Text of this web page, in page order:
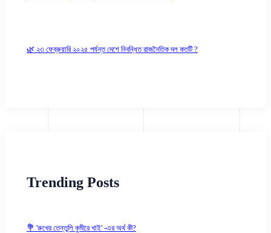
🌿 ২৩ ফেব্রুয়ারি ২০২৫ পর্যন্ত দেশে নিবন্ধিত রাজনৈতিক দল কতটি ?
Trending Posts
💐 'রুখের তেন্তুলি কুমীরে খাই' -এর অর্থ কী?